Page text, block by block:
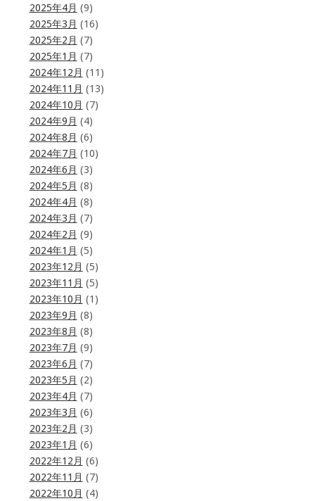
2025年4月 (9)
2025年3月 (16)
2025年2月 (7)
2025年1月 (7)
2024年12月 (11)
2024年11月 (13)
2024年10月 (7)
2024年9月 (4)
2024年8月 (6)
2024年7月 (10)
2024年6月 (3)
2024年5月 (8)
2024年4月 (8)
2024年3月 (7)
2024年2月 (9)
2024年1月 (5)
2023年12月 (5)
2023年11月 (5)
2023年10月 (1)
2023年9月 (8)
2023年8月 (8)
2023年7月 (9)
2023年6月 (7)
2023年5月 (2)
2023年4月 (7)
2023年3月 (6)
2023年2月 (3)
2023年1月 (6)
2022年12月 (6)
2022年11月 (7)
2022年10月 (4)